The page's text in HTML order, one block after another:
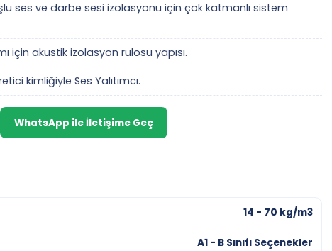
ses ve darbe sesi izolasyonu için çok katmanlı sistem
için akustik izolasyon rulosu yapısı.
kimliğiyle Ses Yalıtımcı.
WhatsApp ile İletişime Geç
14 - 70 kg/m3
A1 - B Sınıfı Seçenekler